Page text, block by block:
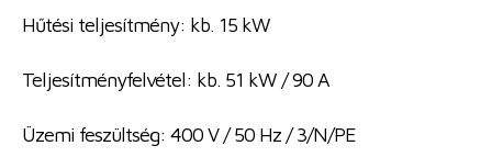
Hűtési teljesítmény: kb. 15 kW
Teljesítményfelvétel: kb. 51 kW / 90 A
Üzemi feszültség: 400 V / 50 Hz / 3/N/PE